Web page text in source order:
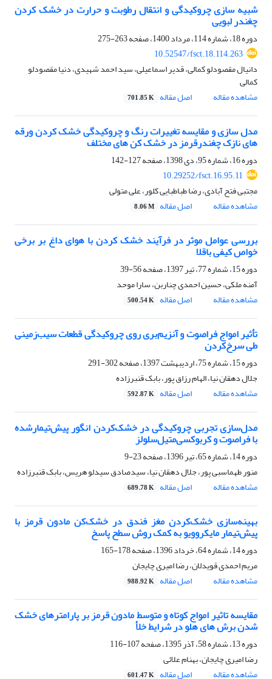
شبیه سازی چروکیدگی و انتقال رطوبت و حرارت در خشک کردن
چغندر لبویی
دوره 18، شماره 114، مرداد 1400، صفحه
263-275
10.52547/fsct.18.114.263
دانیال مقصودلو کمالی، قدیر اسماعیلی، سید احمد شهیدی، دنیا مقصودلو
کمالی
مشاهده مقاله
اصل مقاله 701.85 K
مدل سازی و مقایسه تغییرات رنگ و چروکیدگی خشک کردن ورقه
های نازک چغندرقرمز در خشک کن های مختلف
دوره 16، شماره 95، دی 1398، صفحه
127-142
10.29252/fsct.16.95.11
مجتبی فتح آبادی، رضا طباطبایی کلور، علی متولی
مشاهده مقاله
اصل مقاله 8.06 M
بررسی عوامل موثر در فرآیند خشک کردن با هوای داغ بر برخی
خواص کیفی باقلا
دوره 15، شماره 77، تیر 1397، صفحه
56-39
آمنه ملکی، حسین احمدی چناربن، سارا موحد
مشاهده مقاله
اصل مقاله 500.54 K
تأثیر امواج فراصوت و آنزیم‌بری روی چروکیدگی قطعات سیب‌زمینی
طی سرخ‌کردن
دوره 15، شماره 75، اردیبهشت 1397، صفحه
302-291
جلال دهقان نیا، الهام رزاق پور، بابک قنبرزاده
مشاهده مقاله
اصل مقاله 592.87 K
مدل‌سازی تجربی چروکیدگی در خشک‌کردن انگور پیش‌تیمار‌شده
با فراصوت و کربوکسی‌متیل‌سلولز
دوره 14، شماره 65، تیر 1396، صفحه
23-9
منور طهماسبی پور، جلال دهقان نیا، سیدصادق سیدلو هریس، بابک قنبرزاده
مشاهده مقاله
اصل مقاله 689.78 K
بهینه‌سازی خشک‌کردن مغز فندق در خشک‌کن مادون قرمز با
پیش‌تیمار مایکروویو به کمک روش سطح پاسخ
دوره 14، شماره 64، خرداد 1396، صفحه
178-165
مریم احمدی قویدلان، رضا امیری چایجان
مشاهده مقاله
اصل مقاله 988.92 K
مقایسه تاثیر امواج کوتاه و متوسط مادون قرمز بر پارامترهای خشک
شدن برش های هلو در شرایط خلأ
دوره 13، شماره 58، آذر 1395، صفحه
107-116
رضا امیری چایجان، بهنام علائی
مشاهده مقاله
اصل مقاله 601.47 K